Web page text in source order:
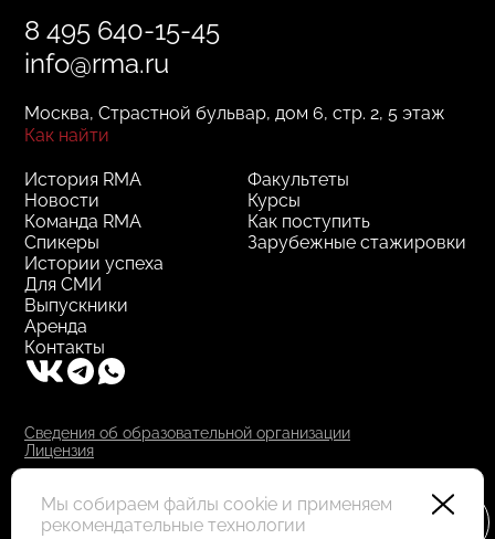
8 495 640-15-45
info@rma.ru
Москва, Страстной бульвар, дом 6, стр. 2, 5 этаж
Как найти
Факультеты
Курсы
Как поступить
Зарубежные стажировки
История RMA
Новости
Команда RMA
Спикеры
Истории успеха
Для СМИ
Выпускники
Аренда
Контакты
Сведения об образовательной организации
Лицензия
Все права защищены
Мы собираем файлы cookie и применяем
рекомендательные технологии